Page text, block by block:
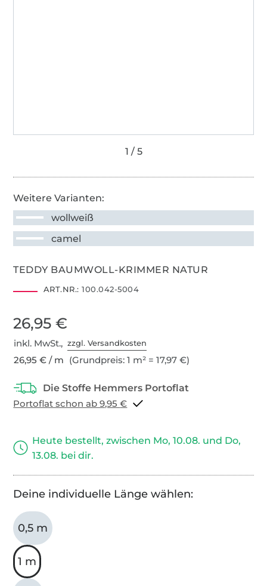
Weitere Varianten:
wollweiß
camel
TEDDY BAUMWOLL-KRIMMER NATUR
ART.NR.: 100.042-5004
26,95 €
inkl. MwSt.,zzgl. Versandkosten
26,95 € / m (Grundpreis: 1 m² = 17,97 €)
Portoflat schon ab 9,95 €
Heute bestellt, zwischen Mo, 10.08. und Do,
13.08. bei dir.
Deine individuelle Länge wählen:
0,5 m
1 m